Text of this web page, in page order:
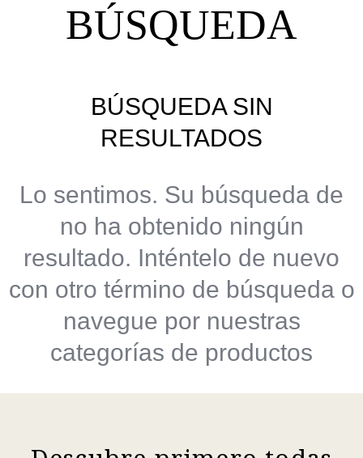
BÚSQUEDA
BÚSQUEDA SIN
RESULTADOS
Lo sentimos. Su búsqueda de
no ha obtenido ningún
resultado. Inténtelo de nuevo
con otro término de búsqueda o
navegue por nuestras
categorías de productos